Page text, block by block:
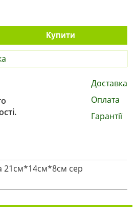
Купити
Доставка
Оплата
Гарантії
21см*14см*8см сер